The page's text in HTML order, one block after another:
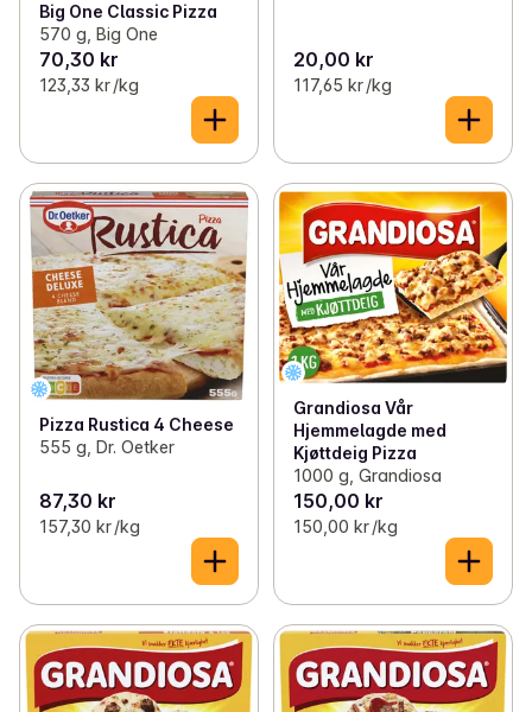
Big One Classic Pizza
570 g, Big One
70,30 kr
123,33 kr /kg
20,00 kr
117,65 kr /kg
Pizza Rustica 4 Cheese
555 g, Dr. Oetker
87,30 kr
157,30 kr /kg
Grandiosa Vår
Hjemmelagde med
Kjøttdeig Pizza
1000 g, Grandiosa
150,00 kr
150,00 kr /kg